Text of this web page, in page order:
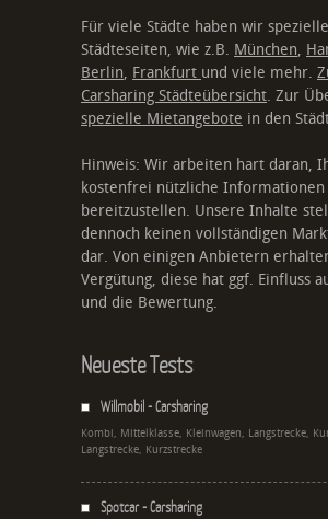
Für viele Städte haben wir spezielle
Städteseiten, wie z.B. München,
Berlin, Frankfurt und viele mehr.
Carsharing Städteübersicht. Zur
spezielle Mietangebote in den
Hinweis: Wir arbeiten hart daran,
kostenfrei nützliche Informationen
bereitzustellen. Unsere Inhalte
dennoch keinen vollständigen
dar. Von einigen Anbietern
Vergütung, diese hat ggf. Einfluss
und die Bewertung.
Neueste Tests
Willmobil - Carsharing
Kombi, Mittelklasse, Kleinwagen, Langstrecke,
Langstrecke, Kurzstrecke
Spotcar - Carsharing